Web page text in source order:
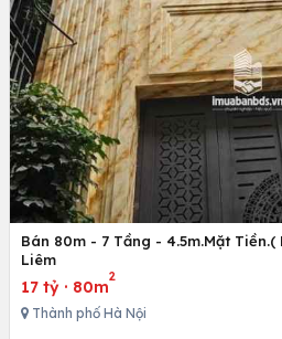
Bán 80m - 7 Tầng - 4.5m.Mặt Tiền.(
Liêm
17 tỷ · 80m
2
Thành phố Hà Nội